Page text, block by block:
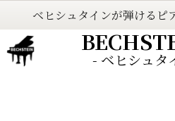
ベヒシュタインが弾けるピ
- ベヒシュタ